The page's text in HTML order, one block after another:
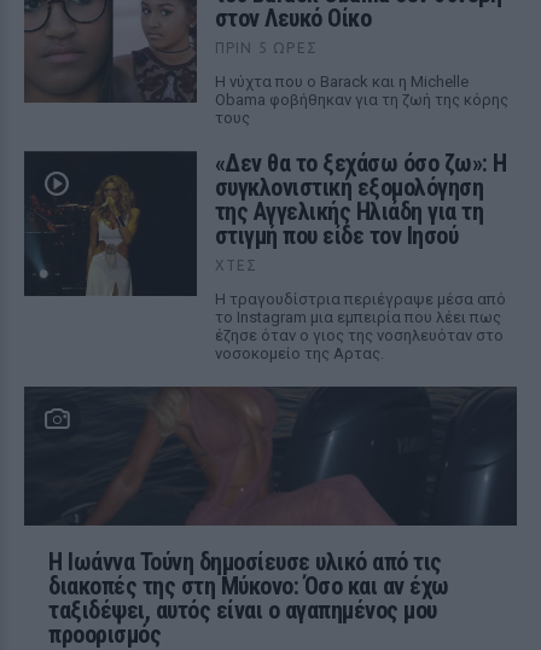
στον Λευκό Οίκο
ΠΡΙΝ 5 ΏΡΕΣ
Η νύχτα που ο Barack και η Michelle
Obama φοβήθηκαν για τη ζωή της κόρης
τους
«Δεν θα το ξεχάσω όσο ζω»: Η
συγκλονιστική εξομολόγηση
της Αγγελικής Ηλιάδη για τη
στιγμή που είδε τον Ιησού
ΧΤΕΣ
Η τραγουδίστρια περιέγραψε μέσα από
το Instagram μια εμπειρία που λέει πως
έζησε όταν ο γιος της νοσηλευόταν στο
νοσοκομείο της Αρτας.
Η Ιωάννα Τούνη δημοσίευσε υλικό από τις
διακοπές της στη Μύκονο: Όσο και αν έχω
ταξιδέψει, αυτός είναι ο αγαπημένος μου
προορισμός